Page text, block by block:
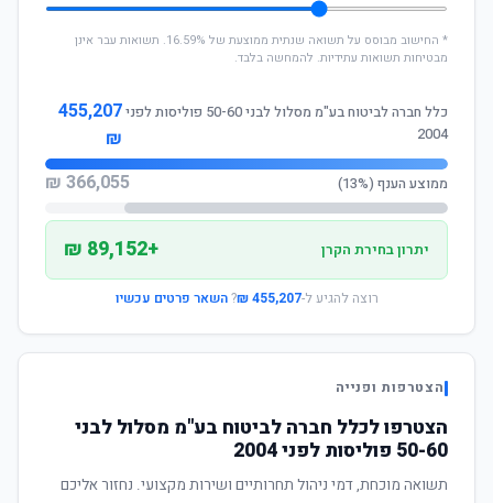
* החישוב מבוסס על תשואה שנתית ממוצעת של 16.59%. תשואות עבר אינן
מבטיחות תשואות עתידיות. להמחשה בלבד.
כלל חברה לביטוח בע"מ מסלול לבני 50-60 פוליסות לפני
2004
455,207
₪
ממוצע הענף (13%) 366,055 ₪
יתרון בחירת הקרן +89,152 ₪
רוצה להגיע ל-455,207 ₪
?השאר פרטים עכשיו
הצטרפות ופנייה
הצטרפו לכלל חברה לביטוח בע"מ מסלול לבני
50-60 פוליסות לפני 2004
תשואה מוכחת, דמי ניהול תחרותיים ושירות מקצועי. נחזור אליכם